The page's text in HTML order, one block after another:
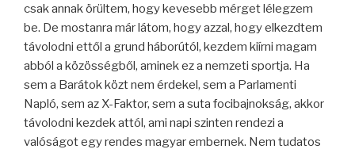
csak annak örültem, hogy kevesebb mérget lélegzem
be. De mostanra már látom, hogy azzal, hogy elkezdtem
távolodni ettől a grund háborútól, kezdem kiírni magam
abból a közösségből, aminek ez a nemzeti sportja. Ha
sem a Barátok közt nem érdekel, sem a Parlamenti
Napló, sem az X-Faktor, sem a suta focibajnokság, akkor
távolodni kezdek attól, ami napi szinten rendezi a
valóságot egy rendes magyar embernek. Nem tudatos